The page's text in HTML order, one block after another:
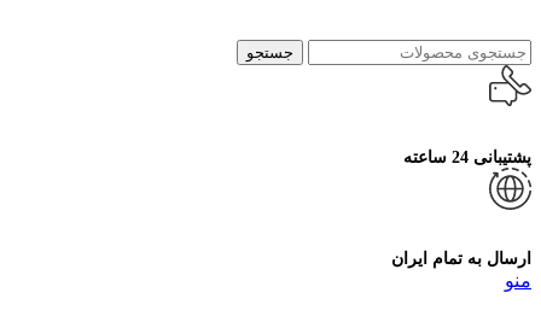
جستجو
پشتیبانی 24 ساعته
ارسال به تمام ایران
منو